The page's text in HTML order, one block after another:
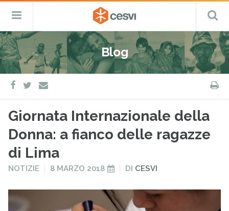
Salta
al
contenuto
CESVI
Fondazione
–
ETS
Cooperazione,
Emergenza
e
Sviluppo
Menu
Blog
facebook
twitter
e-
mail
Giornata Internazionale della
Donna: a fianco delle ragazze
di Lima
PUBBLICATO
NOTIZIE
PUBBLICATO
8 MARZO 2018 DI CESVI